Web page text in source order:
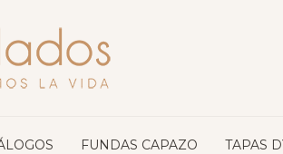
FUNDAS CAPAZO TAPAS